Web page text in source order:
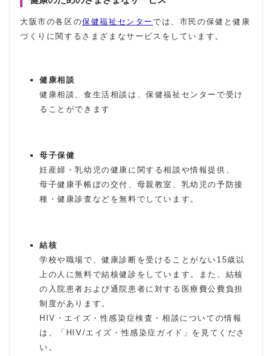
大阪市の各区の保健福祉センターでは、市民の保健と健康
づくりに関するさまざまなサービスをしています。
健康相談
健康相談、食生活相談は、保健福祉センターで受け
ることができます
母子保健
妊産婦・乳幼児の健康に関する相談や情報提供、
母子健康手帳ぼの交付、母親教室、乳幼児の予防接
種・健康診査などを無料でしています。
結核
学校や職場で、健康診断を受けることがない15歳以
上の人に無料で結核健診をしています。また、結核
の入院患者および通院患者に対する医療費公費負担
制度があります。
HIV・エイズ・性感染症検査・相談についての情報
は、「HIV/エイズ・性感染症ガイド」を見てくださ
い。